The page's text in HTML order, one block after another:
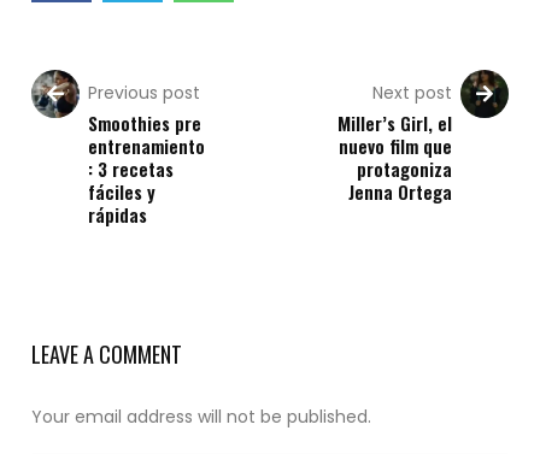
Previous post
Smoothies pre
entrenamiento
: 3 recetas
fáciles y
rápidas
Next post
Miller’s Girl, el
nuevo film que
protagoniza
Jenna Ortega
LEAVE A COMMENT
Your email address will not be published.